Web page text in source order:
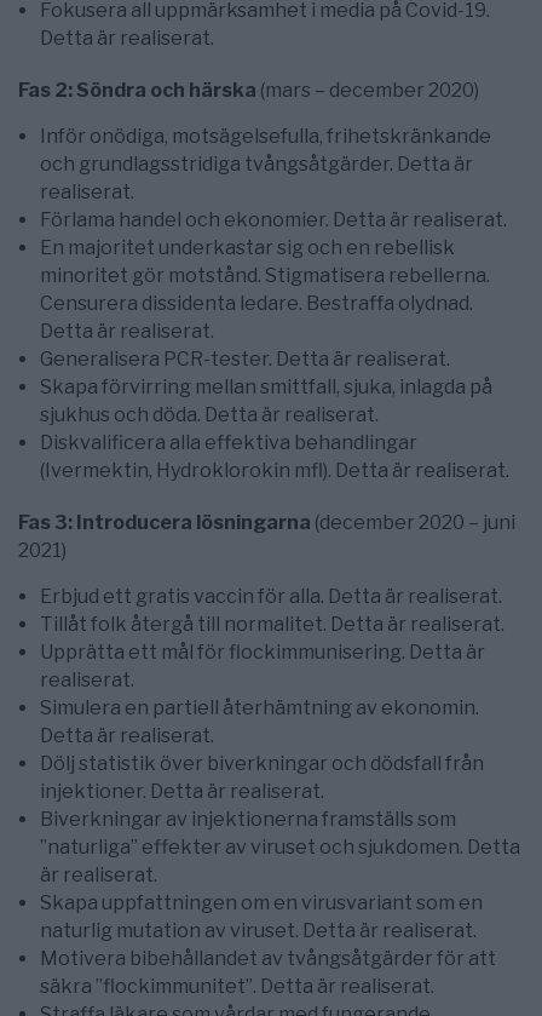
Fokusera all uppmärksamhet i media på Covid-19.
Detta är realiserat.
Fas 2: Söndra och härska (mars – december 2020)
Inför onödiga, motsägelsefulla, frihetskränkande
och grundlagsstridiga tvångsåtgärder. Detta är
realiserat.
Förlama handel och ekonomier. Detta är realiserat.
En majoritet underkastar sig och en rebellisk
minoritet gör motstånd. Stigmatisera rebellerna.
Censurera dissidenta ledare. Bestraffa olydnad.
Detta är realiserat.
Generalisera PCR-tester. Detta är realiserat.
Skapa förvirring mellan smittfall, sjuka, inlagda på
sjukhus och döda. Detta är realiserat.
Diskvalificera alla effektiva behandlingar
(Ivermektin, Hydroklorokin mfl). Detta är realiserat.
Fas 3: Introducera lösningarna (december 2020 – juni
2021)
Erbjud ett gratis vaccin för alla. Detta är realiserat.
Tillåt folk återgå till normalitet. Detta är realiserat.
Upprätta ett mål för flockimmunisering. Detta är
realiserat.
Simulera en partiell återhämtning av ekonomin.
Detta är realiserat.
Dölj statistik över biverkningar och dödsfall från
injektioner. Detta är realiserat.
Biverkningar av injektionerna framställs som
”naturliga” effekter av viruset och sjukdomen. Detta
är realiserat.
Skapa uppfattningen om en virusvariant som en
naturlig mutation av viruset. Detta är realiserat.
Motivera bibehållandet av tvångsåtgärder för att
säkra ”flockimmunitet”. Detta är realiserat.